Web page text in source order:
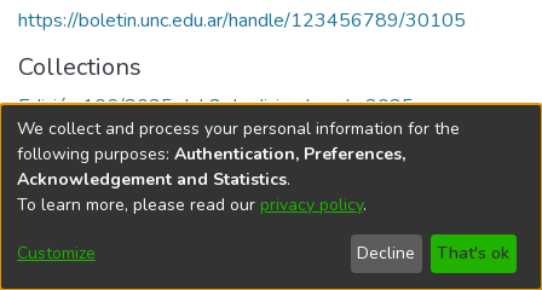
https://boletin.unc.edu.ar/handle/123456789/30105
Collections
Edición 106/2025 del 2 de diciembre de 2025
Universidad Nacional de Córdoba
We collect and process your personal information for the
following purposes: Authentication, Preferences,
Acknowledgement and Statistics.
To learn more, please read our privacy policy.
Customize Decline That's ok